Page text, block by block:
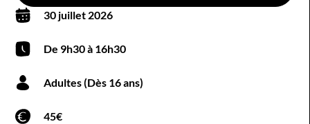
30 juillet 2026
De 9h30 à 16h30
Adultes (Dès 16 ans)
45€